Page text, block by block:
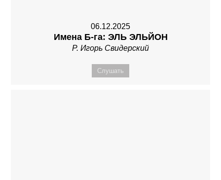
06.12.2025
Имена Б-га: ЭЛЬ ЭЛЬЙОН
Р. Игорь Свидерский
Слушать